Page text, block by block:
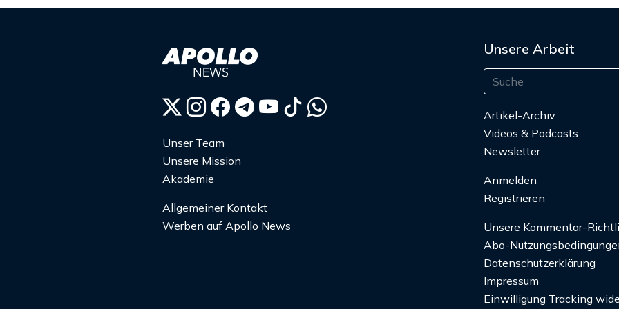
Unser Team
Unsere Mission
Akademie
Allgemeiner Kontakt
Werben auf Apollo News
Unsere Arbeit
Artikel-Archiv
Videos & Podcasts
Newsletter
Anmelden
Registrieren
Unsere Kommentar-
Abo-
Datenschutzerklärung
Impressum
Einwilligung Tracking